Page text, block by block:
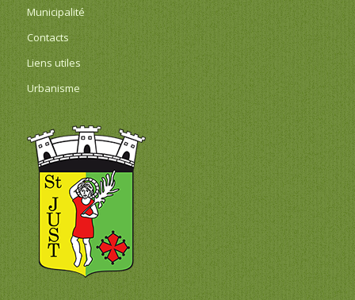
Municipalité
Contacts
Liens utiles
Urbanisme